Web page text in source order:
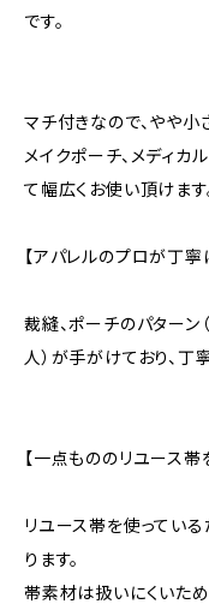
です。
マチ付きなので、やや小
メイクポーチ、メディカ
て幅広くお使い頂けます
【アパレルのプロが丁寧
裁縫、ポーチのパターン
人）が手がけており、丁
【一点もののリユース帯
リユース帯を使ってい
ります。
帯素材は扱いにくいた